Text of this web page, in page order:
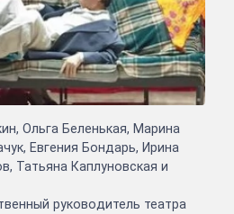
Ольга Беленькая, Марина
Евгения Бондарь, Ирина
Татьяна Каплуновская и
руководитель театра